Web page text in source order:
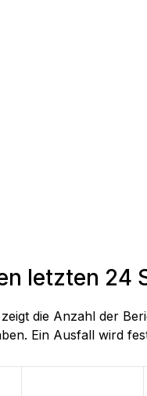
letzten 24
die Anzahl der
Ein Ausfall wird